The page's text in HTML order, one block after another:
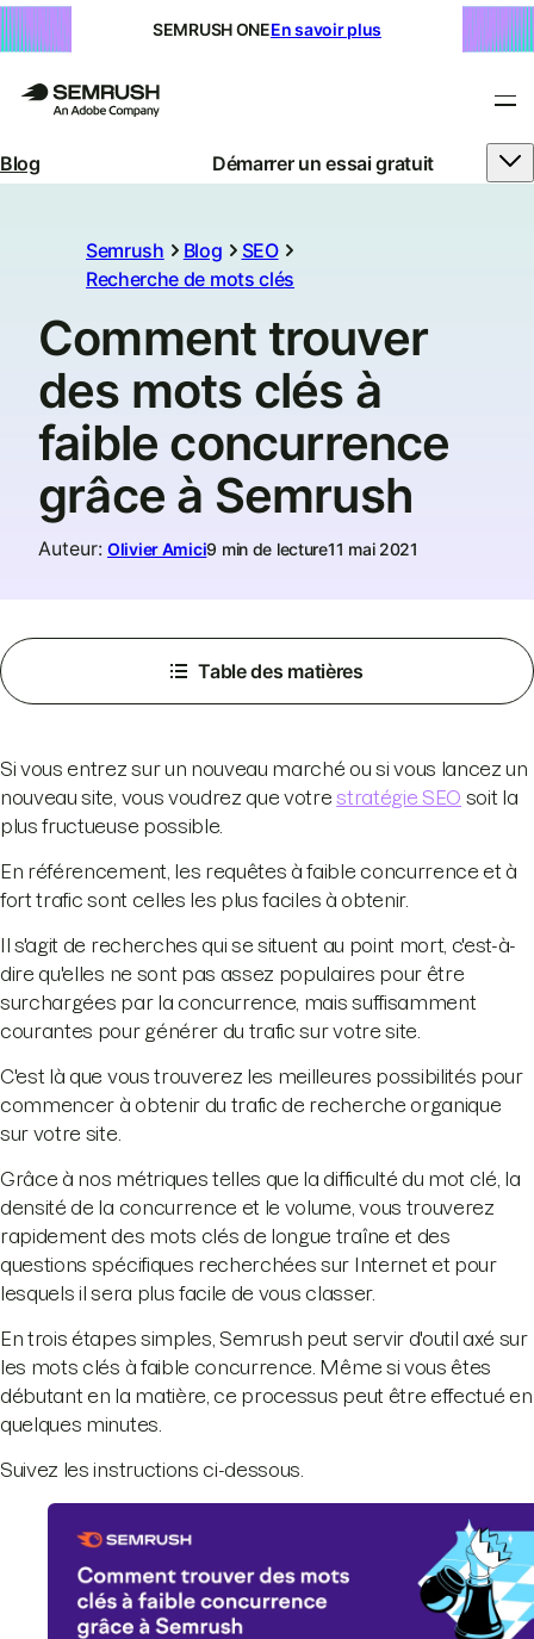
SEMRUSH ONEEn savoir plus
Blog Démarrer un essai gratuit
Semrush Blog
SEO
Recherche de mots clés
Comment trouver
des mots clés à
faible concurrence
grâce à Semrush
Auteur: Olivier Amici9 min de lecture11 mai 2021
Table des matières
Si vous entrez sur un nouveau marché ou si vous lancez un
nouveau site, vous voudrez que votrestratégie SEO soit la
plus fructueuse possible.
En référencement, les requêtes à faible concurrence et à
fort trafic sont celles les plus faciles à obtenir.
Il s'agit de recherches qui se situent au point mort, c'est-à-
dire qu'elles ne sont pas assez populaires pour être
surchargées par la concurrence, mais suffisamment
courantes pour générer du trafic sur votre site.
C'est là que vous trouverez les meilleures possibilités pour
commencer à obtenir du trafic de recherche organique
sur votre site.
Grâce à nos métriques telles que la difficulté du mot clé, la
densité de la concurrence et le volume, vous trouverez
rapidement des mots clés de longue traîne et des
questions spécifiques recherchées sur Internet et pour
lesquels il sera plus facile de vous classer.
En trois étapes simples, Semrush peut servir d'outil axé sur
les mots clés à faible concurrence. Même si vous êtes
débutant en la matière, ce processus peut être effectué en
quelques minutes.
Suivez les instructions ci-dessous.